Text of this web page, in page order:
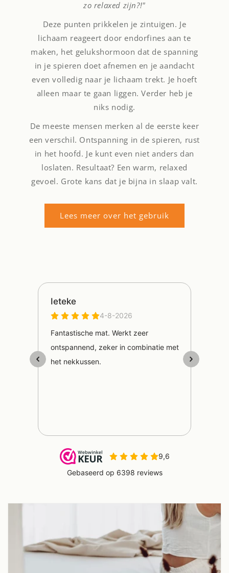
zo relaxed zijn?!"
Deze punten prikkelen je zintuigen. Je
lichaam reageert door endorfines aan te
maken, het gelukshormoon dat de spanning
in je spieren doet afnemen en je aandacht
even volledig naar je lichaam trekt. Je hoeft
alleen maar te gaan liggen. Verder heb je
niks nodig.
De meeste mensen merken al de eerste keer
een verschil. Ontspanning in de spieren, rust
in het hoofd. Je kunt even niet anders dan
loslaten. Resultaat? Een warm, relaxed
gevoel. Grote kans dat je bijna in slaap valt.
Lees meer over het gebruik